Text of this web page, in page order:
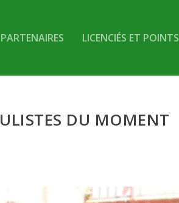
PARTENAIRES LICENCIÉS ET POINTS
DU MOMENT